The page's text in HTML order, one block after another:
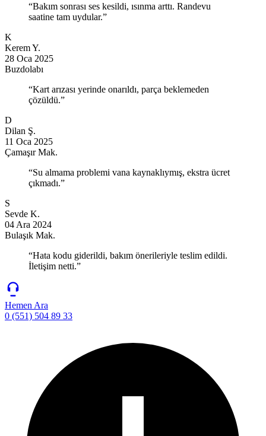
“Bakım sonrası ses kesildi, ısınma arttı. Randevu
saatine tam uydular.”
K
Kerem Y.
28 Oca 2025
Buzdolabı
“Kart arızası yerinde onarıldı, parça beklemeden
çözüldü.”
D
Dilan Ş.
11 Oca 2025
Çamaşır Mak.
“Su almama problemi vana kaynaklıymış, ekstra ücret
çıkmadı.”
S
Sevde K.
04 Ara 2024
Bulaşık Mak.
“Hata kodu giderildi, bakım önerileriyle teslim edildi.
İletişim netti.”
Hemen Ara
0 (551) 504 89 33